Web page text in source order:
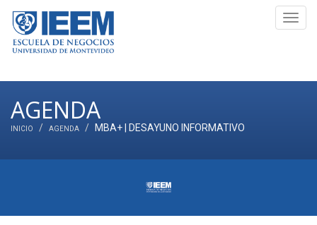
AGENDA
INICIO AGENDA MBA+ | DESAYUNO INFORMATIVO